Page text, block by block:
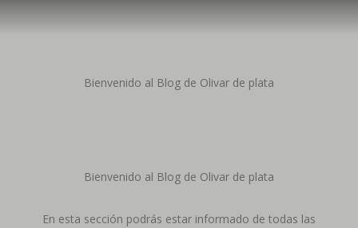
Bienvenido al Blog de Olivar de plata
Bienvenido al Blog de Olivar de plata
En esta sección podrás estar informado de todas las